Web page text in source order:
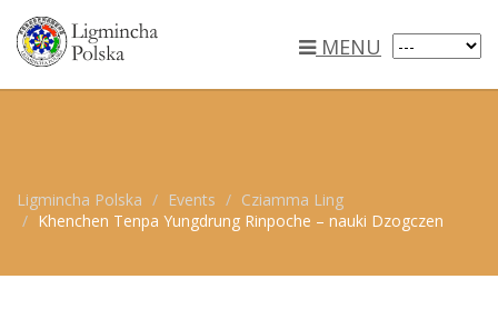
MENU
Ligmincha Polska Events
Cziamma Ling
Khenchen Tenpa Yungdrung Rinpoche – nauki Dzogczen